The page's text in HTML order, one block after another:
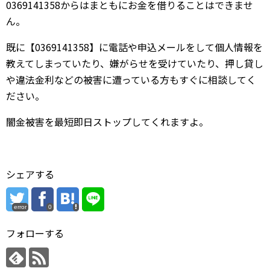
0369141358からはまともにお金を借りることはできませ
ん。
既に【0369141358】に電話や申込メールをして個人情報を
教えてしまっていたり、嫌がらせを受けていたり、押し貸し
や違法金利などの被害に遭っている方もすぐに相談してく
ださい。
闇金被害を最短即日ストップしてくれますよ。
シェアする
error 0
フォローする